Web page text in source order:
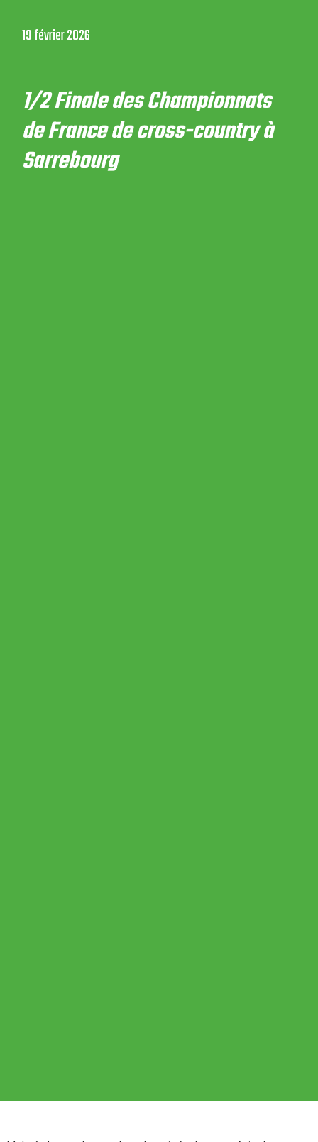
19 février 2026
1/2 Finale des Championnats
de France de cross-country à
Sarrebourg